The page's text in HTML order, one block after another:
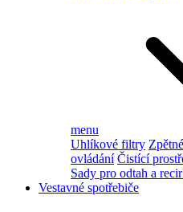
menu
Uhlíkové filtry
ovládání Čistící
Sady pro odtah a
Vestavné spotřebiče